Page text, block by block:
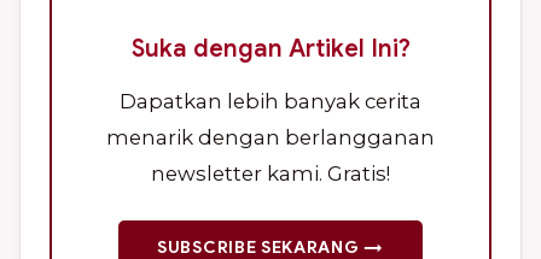
Suka dengan Artikel Ini?
Dapatkan lebih banyak cerita
menarik dengan berlangganan
newsletter kami. Gratis!
SUBSCRIBE SEKARANG →